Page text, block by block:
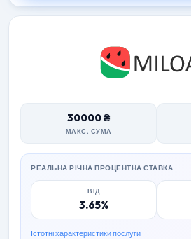
30000 ₴
МАКС. СУМА
РЕАЛЬНА РІЧНА ПРОЦЕНТНА СТАВКА
ВІД
3.65%
Істотні характеристики послуги